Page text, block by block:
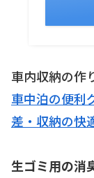
車内収納の作
車中泊の便利
差・収納の快
生ゴミ用の消